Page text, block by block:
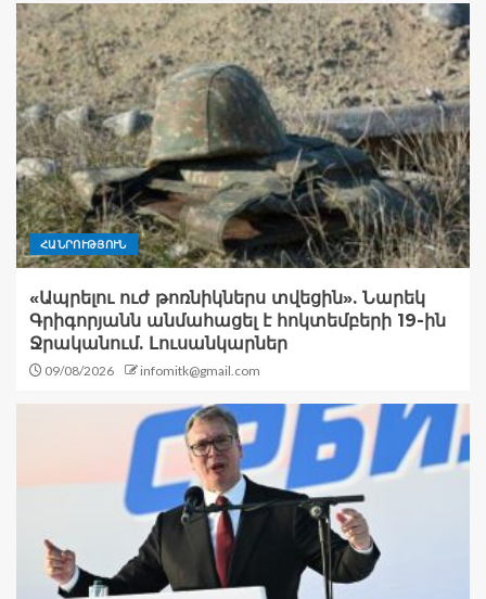
ՀԱՆՐՈՒԹՅՈՒՆ
«Ապրելու ուժ թոռնիկներս տվեցին». Նարեկ
Գրիգորյանն անմահացել է հոկտեմբերի 19-ին
Ջրականում. Լուսանկարներ
09/08/2026 infomitk@gmail.com